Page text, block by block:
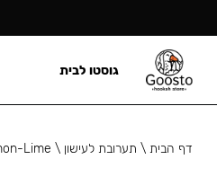
דף הבית\ תערובת לעישון \
Lime
גוסטו לבית